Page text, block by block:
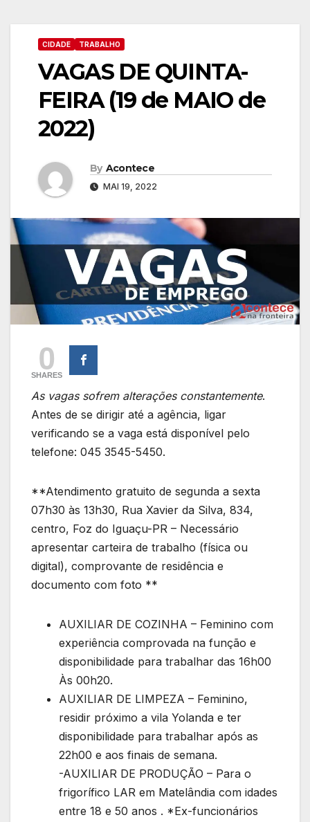
CIDADE TRABALHO
VAGAS DE QUINTA-
FEIRA (19 de MAIO de
2022)
By Acontece
MAI 19, 2022
0
SHARES
As vagas sofrem alterações constantemente.
Antes de se dirigir até a agência, ligar
verificando se a vaga está disponível pelo
telefone: 045 3545-5450.
**Atendimento gratuito de segunda a sexta
07h30 às 13h30, Rua Xavier da Silva, 834,
centro, Foz do Iguaçu-PR – Necessário
apresentar carteira de trabalho (física ou
digital), comprovante de residência e
documento com foto **
AUXILIAR DE COZINHA – Feminino com
experiência comprovada na função e
disponibilidade para trabalhar das 16h00
Às 00h20.
AUXILIAR DE LIMPEZA – Feminino,
residir próximo a vila Yolanda e ter
disponibilidade para trabalhar após as
22h00 e aos finais de semana.
-AUXILIAR DE PRODUÇÃO – Para o
frigorífico LAR em Matelândia com idades
entre 18 e 50 anos . *Ex-funcionários